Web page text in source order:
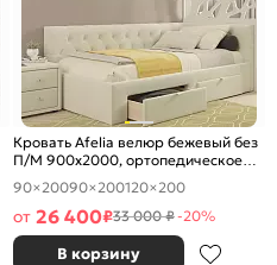
Кровать Afelia велюр бежевый без
П/М 900x2000, ортопедическое
основание, изголовье мягкое
90×20090×200120×200
от 26 400₽33 000 ₽-20%
В корзину